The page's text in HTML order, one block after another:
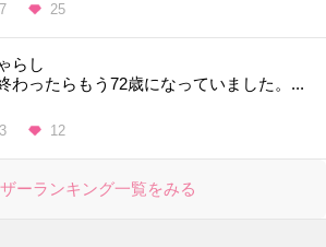
25
らし
わったらもう72歳になっていました。...
12
ーランキング一覧をみる